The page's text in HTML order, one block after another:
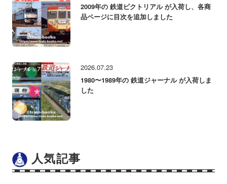
2009年の 鉄道ピクトリアル が入荷し、各商
品ページに目次を追加しました
2026.07.23
1980〜1989年の 鉄道ジャーナル が入荷しま
した
人気記事